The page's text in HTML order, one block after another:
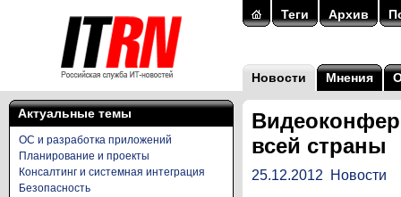
Теги Архив
Новости Мнения
Актуальные темы
ОС и разработка приложений
Планирование и проекты
Консалтинг и системная интеграция
Безопасность
всей страны
25.12.2012 Новости